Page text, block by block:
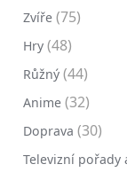
Zvíře (75)
Hry (48)
Růžný (44)
Anime (32)
Doprava (30)
Televizní pořady